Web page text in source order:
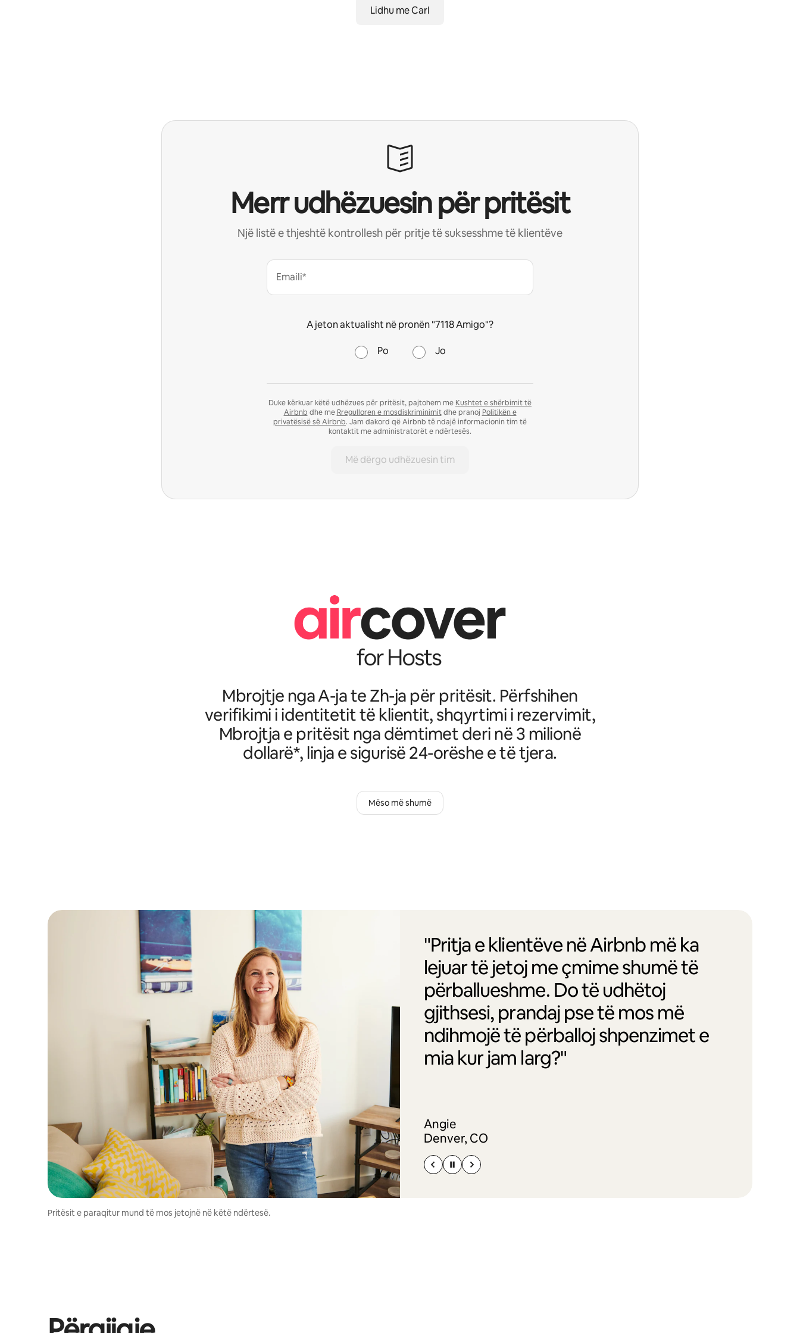
Lidhu me Carl
Merr udhëzuesin për pritësit
Një listë e thjeshtë kontrollesh për pritje të suksesshme të klientëve
Emaili*
A jeton aktualisht në pronën "7118 Amigo"?
Po Jo
Duke kërkuar këtë udhëzues për pritësit, pajtohem me Kushtet e shërbimit të
Airbnb dhe me Rregulloren e mosdiskriminimitdhe pranoj Politikën e
privatësisë së Airbnb. Jam dakord që Airbnb të ndajë informacionin tim të
kontaktit me administratorët e ndërtesës.
Më dërgo udhëzuesin tim
Mbrojtje nga A-ja te Zh-ja për pritësit. Përfshihen
verifikimi i identitetit të klientit, shqyrtimi i rezervimit,
Mbrojtja e pritësit nga dëmtimet deri në 3 milionë
dollarë*, linja e sigurisë 24-orëshe e të tjera.
Mëso më shumë
"Pritja e klientëve në Airbnb më ka
lejuar të jetoj me çmime shumë të
përballueshme. Do të udhëtoj
gjithsesi, prandaj pse të mos më
ndihmojë të përballoj shpenzimet e
mia kur jam larg?"
Angie
Denver, CO
Pritësit e paraqitur mund të mos jetojnë në këtë ndërtesë.